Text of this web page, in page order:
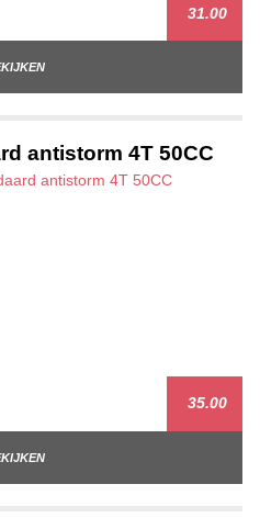
31.00
antistorm 4T 50CC
35.00